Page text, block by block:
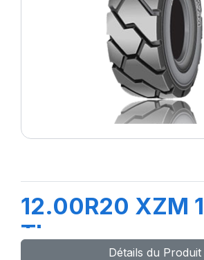
12.00R20 XZM
TL
Détails du Produit